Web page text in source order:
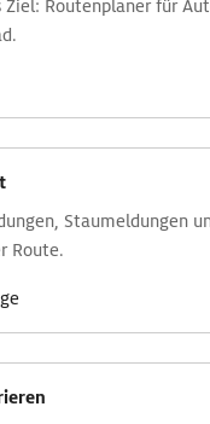
Ziel: Routen­planer für
Stau­meldungen
Route.